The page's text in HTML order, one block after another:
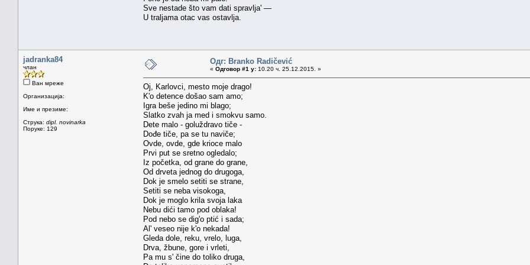
Sve nestade što vam dati spravlja' —
U traljama otac vas ostavlja.
jadranka84
члан
Ван мреже
Организација:
Име и презиме:
Струка: dipl. novinarka
Поруке: 129
Одг: Branko Radičević
« Одговор #1 у: 10.20 ч. 25.12.2015. »
Oj, Karlovci, mesto moje drago!
K'o detence došao sam amo;
Igra beše jedino mi blago;
Slatko zvah ja med i smokvu samo.
Dete malo - goluždravo tiče -
Dođe tiče, pa se tu naviče;
Ovde, ovde, gde krioce malo
Prvi put se sretno ogledalo;
Iz početka, od grane do grane,
Od drveta jednog do drugoga,
Dok je smelo setiti se strane,
Setiti se neba visokoga,
Dok je moglo krila svoja laka
Nebu dići tamo pod oblaka!
Pod nebo se dig'o ptić i sada;
Al' veseo nije k'o nekada!
Gleda dole, reku, vrelo, luga,
Drva, žbune, gore i vrleti,
Pa mu s' čine do toliko druga,